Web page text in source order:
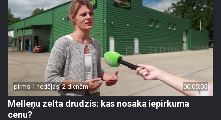
pirms 1 nedēļas, 2 dienām 00:05:05
Melleņu zelta drudzis: kas nosaka iepirkuma
cenu?